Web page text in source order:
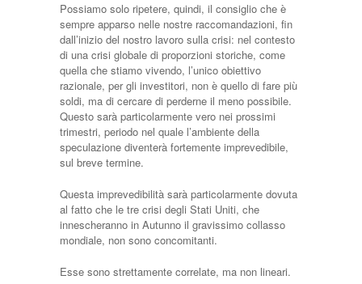
Possiamo solo ripetere, quindi, il consiglio che è
sempre apparso nelle nostre raccomandazioni, fin
dall’inizio del nostro lavoro sulla crisi: nel contesto
di una crisi globale di proporzioni storiche, come
quella che stiamo vivendo, l’unico obiettivo
razionale, per gli investitori, non è quello di fare più
soldi, ma di cercare di perderne il meno possibile.
Questo sarà particolarmente vero nei prossimi
trimestri, periodo nel quale l’ambiente della
speculazione diventerà fortemente imprevedibile,
sul breve termine.
Questa imprevedibilità sarà particolarmente dovuta
al fatto che le tre crisi degli Stati Uniti, che
innescheranno in Autunno il gravissimo collasso
mondiale, non sono concomitanti.
Esse sono strettamente correlate, ma non lineari.